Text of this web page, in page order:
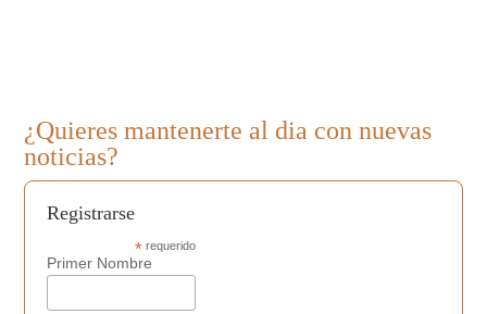
¿Quieres mantenerte al dia con nuevas
noticias?
Registrarse
*requerido
Primer Nombre